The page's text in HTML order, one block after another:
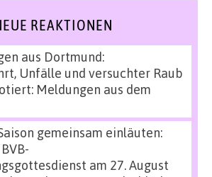
REAKTIONEN
aus Dortmund:
Unfälle und versuchter Raub
Meldungen aus dem
gemeinsam einläuten:
am 27. August